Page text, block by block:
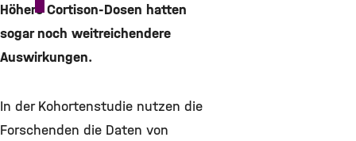
Höhere Cortison-Dosen hatten
sogar noch weitreichendere
Auswirkungen.
In der Kohortenstudie nutzen die
Forschenden die Daten von